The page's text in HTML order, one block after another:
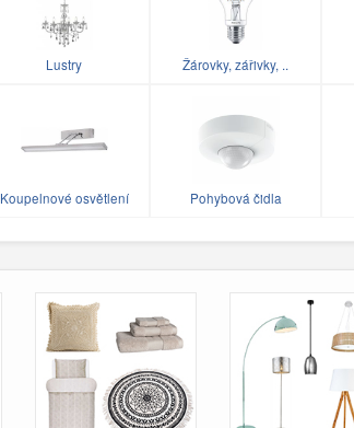
Lustry Žárovky, zářivky, ..
Koupelnové osvětlení Pohybová čidla